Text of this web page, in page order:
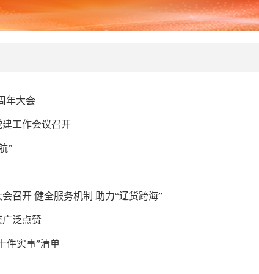
年大会
工作会议召开
”
召开 健全服务机制 助力“辽货跨海”
广泛点赞
件实事”清单